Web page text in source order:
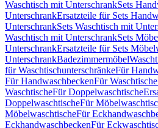
Waschtisch mit UnterschrankSets
UnterschrankErsatzteile für Sets
UnterschrankSets Waschtisch mit
Waschtisch mit UnterschrankSets
UnterschrankErsatzteile für Sets
UnterschrankBadezimmermöbel
für WaschtischunterschränkeFür
Für HandwaschbeckenFür Waschtische
WaschtischeFür Doppelwaschtische
DoppelwaschtischeFür
MöbelwaschtischeFür
EckhandwaschbeckenFür